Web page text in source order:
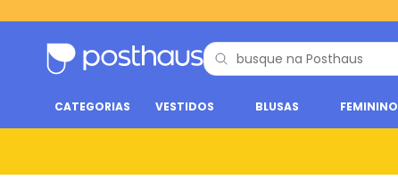
CATEGORIAS VESTIDOS BLUSAS FEMININO